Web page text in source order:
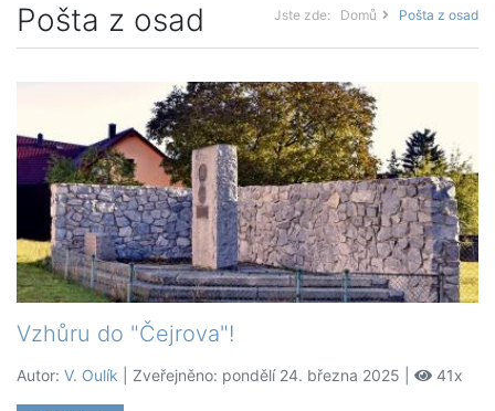
Pošta z osad Jste zde: Domů Pošta z osad
Vzhůru do "Čejrova"!
Autor: V. Oulík | Zveřejněno: pondělí 24. března 2025 | 41x